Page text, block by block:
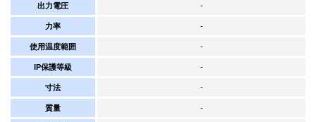
出力電圧 -
力率 -
使用温度範囲 -
IP保護等級 -
寸法 -
質量 -